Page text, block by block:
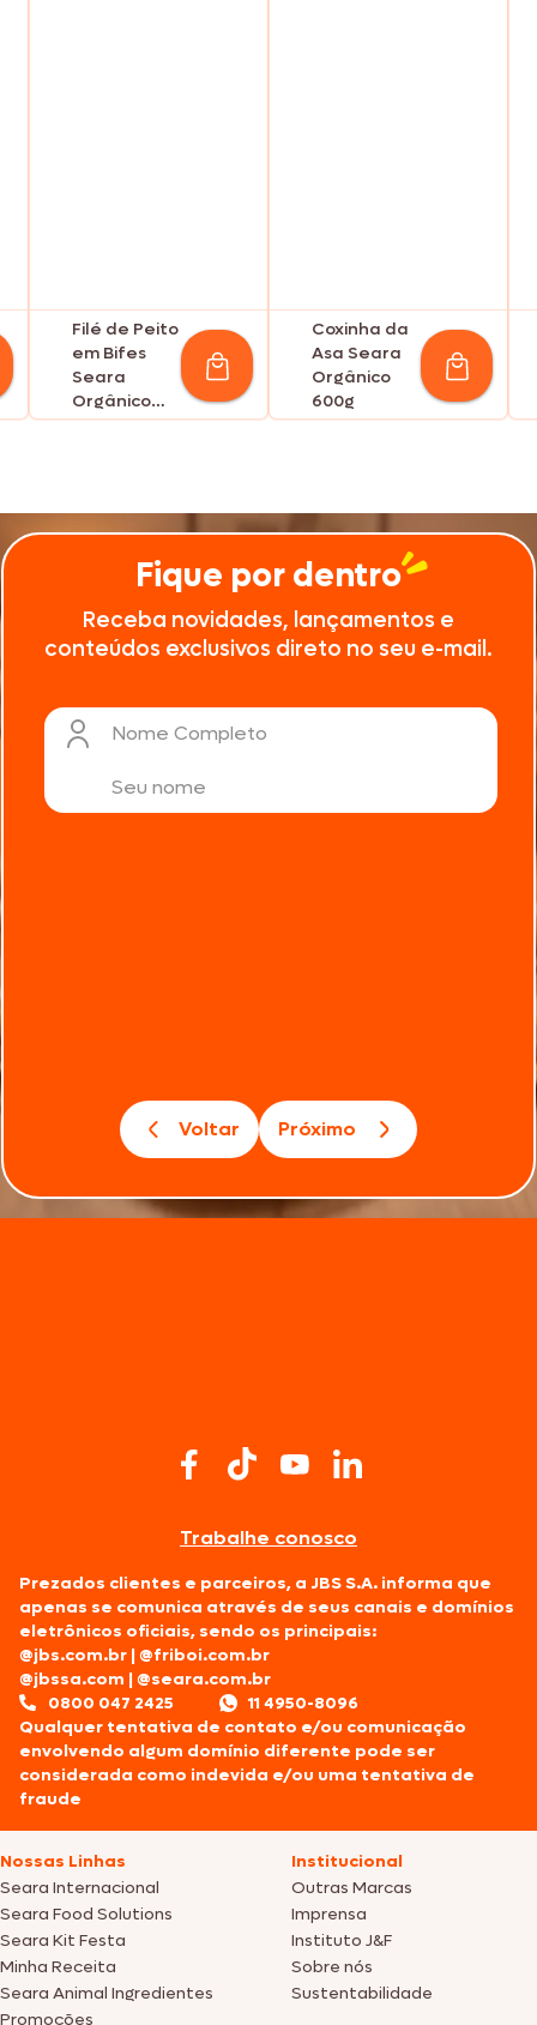
Filé de Peito
em Bifes
Seara
Orgânico
600g
Coxinha da
Asa Seara
Orgânico
600g
Fique por dentro
Receba novidades, lançamentos e
conteúdos exclusivos direto no seu e-mail.
Nome Completo
Voltar Próximo
Trabalhe conosco
Prezados clientes e parceiros, a JBS S.A. informa que
apenas se comunica através de seus canais e domínios
eletrônicos oficiais, sendo os principais:
@jbs.com.br |@friboi.com.br
@jbssa.com |@seara.com.br
0800 047 2425
11 4950-8096
Qualquer tentativa de contato e/ou comunicação
envolvendo algum domínio diferente pode ser
considerada como indevida e/ou uma tentativa de
fraude
Nossas Linhas
Seara Internacional
Seara Food Solutions
Seara Kit Festa
Minha Receita
Seara Animal Ingredientes
Promoções
Institucional
Outras Marcas
Imprensa
Instituto J&F
Sobre nós
Sustentabilidade